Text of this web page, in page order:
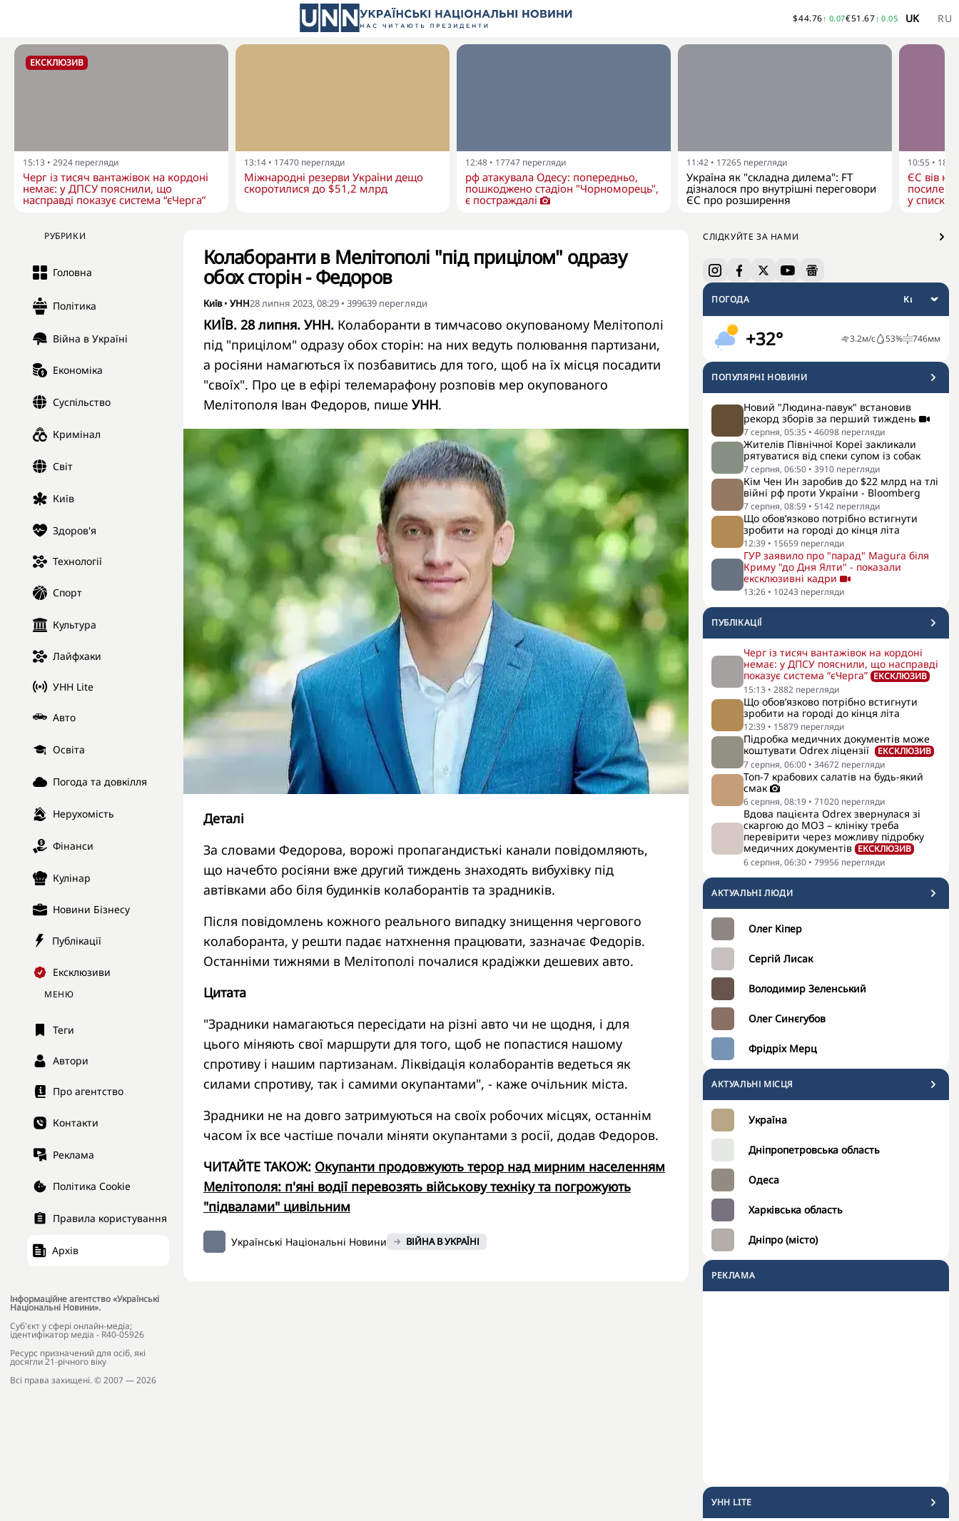
$44.76↑ 0.07€51.67↑ 0.05 UK RU
ЕКСКЛЮЗИВ
15:13 • 2924 перегляди
Черг із тисяч вантажівок на кордоні
немає: у ДПСУ пояснили, що
насправді показує система “єЧерга”
13:14 • 17470 перегляди
Міжнародні резерви України дещо
скоротилися до $51,2 млрд
12:48 • 17747 перегляди
рф атакувала Одесу: попередньо,
пошкоджено стадіон "Чорноморець",
є постраждалі
11:42 • 17265 перегляди
Україна як "складна дилема": FT
дізналося про внутрішні переговори
ЄС про розширення
10:55 •
ЄС вів
у списку
РУБРИКИ
Головна
Політика
Війна в Україні
Економіка
Суспільство
Кримінал
Світ
Київ
Здоров'я
Технології
Спорт
Культура
Лайфхаки
УНН Lite
Авто
Освіта
Погода та довкілля
Нерухомість
Фінанси
Кулінар
Новини Бізнесу
Публікації
Ексклюзиви
МЕНЮ
Теги
Автори
Про агентство
Контакти
Реклама
Політика Cookie
Правила користування
Архів
Інформаційне агентство «Українські
Національні Новини».
Cуб'єкт у сфері онлайн-медіа;
ідентифікатор медіа - R40-05926
Ресурс призначений для осіб, які
досягли 21-річного віку
Всі права захищені. © 2007 — 2026
СЛІДКУЙТЕ ЗА НАМИ
ПОГОДА
+32° 3.2м/с 53% 746мм
ПОПУЛЯРНI НОВИНИ
Новий "Людина-павук" встановив
рекорд зборів за перший тиждень
7 серпня, 05:35 • 46098 перегляди
Жителів Північної Кореї закликали
рятуватися від спеки супом із собак
7 серпня, 06:50 • 3910 перегляди
Кім Чен Ин заробив до $22 млрд на тлі
війні рф проти України - Bloomberg
7 серпня, 08:59 • 5142 перегляди
Що обов’язково потрібно встигнути
зробити на городі до кінця літа
12:39 • 15659 перегляди
ГУР заявило про "парад" Magura біля
Криму "до Дня Ялти" - показали
ексклюзивні кадри
13:26 • 10243 перегляди
ПУБЛІКАЦІЇ
Черг із тисяч вантажівок на кордоні
немає: у ДПСУ пояснили, що насправді
показує система “єЧерга” ЕКСКЛЮЗИВ
15:13 • 2882 перегляди
Що обов’язково потрібно встигнути
зробити на городі до кінця літа
12:39 • 15879 перегляди
Підробка медичних документів може
коштувати Odrex ліцензії
ЕКСКЛЮЗИВ
7 серпня, 06:00 • 34672 перегляди
Топ-7 крабових салатів на будь-який
смак
6 серпня, 08:19 • 71020 перегляди
Вдова пацієнта Odrex звернулася зі
скаргою до МОЗ – клініку треба
перевірити через можливу підробку
медичних документів ЕКСКЛЮЗИВ
6 серпня, 06:30 • 79956 перегляди
АКТУАЛЬНI ЛЮДИ
Олег Кіпер
Сергій Лисак
Володимир Зеленський
Олег Синєгубов
Фрідріх Мерц
АКТУАЛЬНІ МІСЦЯ
Україна
Дніпропетровська область
Одеса
Харківська область
Дніпро (місто)
РЕКЛАМА
УНН LITE
Колаборанти в Мелітополі "під прицілом" одразу
обох сторін - Федоров
Київ• УНН28 липня 2023, 08:29 • 399639 перегляди
КИЇВ. 28 липня. УНН. Колаборанти в тимчасово окупованому Мелітополі
під "прицілом" одразу обох сторін: на них ведуть полювання партизани,
а росіяни намагються їх позбавитись для того, щоб на їх місця посадити
"своїх". Про це в ефірі телемарафону розповів мер окупованого
Мелітополя Іван Федоров, пише УНН.
Деталі
За словами Федорова, ворожі пропагандистькі канали повідомляють,
що начебто росіяни вже другий тиждень знаходять вибухівку під
автівками або біля будинків колаборантів та зрадників.
Після повідомлень кожного реального випадку знищення чергового
колаборанта, у решти падає натхнення працювати, зазначає Федорів.
Останніми тижнями в Мелітополі почалися крадіжки дешевих авто.
Цитата
"Зрадники намагаються пересідати на різні авто чи не щодня, і для
цього міняють свої маршрути для того, щоб не попастися нашому
спротиву і нашим партизанам. Ліквідація колаборантів ведеться як
силами спротиву, так і самими окупантами", - каже очільник міста.
Зрадники не на довго затримуються на своїх робочих місцях, останнім
часом їх все частіше почали міняти окупантами з росії, додав Федоров.
ЧИТАЙТЕ ТАКОЖ: Окупанти продовжують терор над мирним населенням
Мелітополя: п'яні водії перевозять військову техніку та погрожують
"підвалами" цивільним
Українські Національні Новини ВІЙНА В УКРАЇНІ